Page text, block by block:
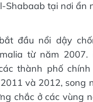
Shabaab tại nơi ẩn
đầu nổi dậy
từ năm
thành phố
và 2012, song
chắc ở các vùng